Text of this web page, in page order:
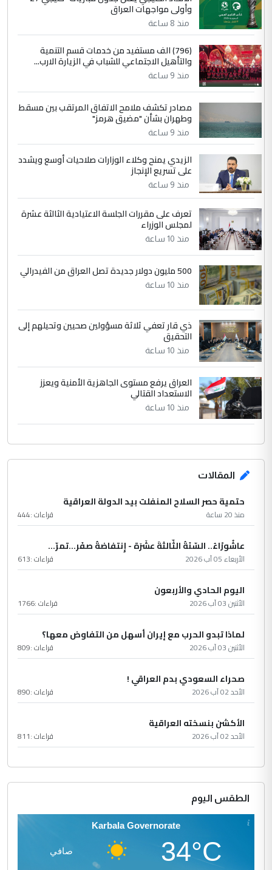
مضجعيك يابن الزنا (نص كامل)
سردار
التعليق : واحد من عصابة علي ماما يسقط
جنسية الرافد الثالث للعراق ومن اصول عريقة
ابا فرات ...
الجواهري يرد على صدام حسين سل
مضجعيك يابن الزنا (نص كامل)
5
التعليق : تحياتي لك استاذ حامدتركان. كلام
دقيق ومسؤول؛ فالاستثمار الحقيقي للإنسان
الموضوع :
بين الإهمال واغتصاب الأرض.. بلاد
الرافدين تعاني الجفاف والتصحر!!
وأولى مواجهات العراق
منذ 8 ساعة
(796) الف مستفيد من خدمات قسم التنمية
والتأهيل الاجتماعي للشباب في الزيارة الارب...
منذ 9 ساعة
مصادر تكشف ملامح الاتفاق المرتقب بين مسقط
وطهران بشأن "مضيق هرمز"
منذ 9 ساعة
الزيدي يمنح وكلاء الوزارات صلاحيات أوسع ويشدد
على تسريع الإنجاز
منذ 9 ساعة
تعرف على مقررات الجلسة الاعتيادية الثالثة عشرة
لمجلس الوزراء
منذ 10 ساعة
500 مليون دولار جديدة تصل العراق من الفيدرالي
منذ 10 ساعة
ذي قار تعفي ثلاثة مسؤولين صحيين وتحيلهم إلى
التحقيق
منذ 10 ساعة
العراق يرفع مستوى الجاهزية الأمنية ويعزز
الاستعداد القتالي
منذ 10 ساعة
المقالات
حتمية حصر السلاح المنفلت بيد الدولة العراقية
منذ 20 ساعة قراءات :444
عاشُورْاءُ.. السّنَةُ الثّالثةَ عشَرَة - إِنتفاضةُ صفَر…تمرّ...
الأربعاء 05 آب 2026 قراءات :613
اليوم الحادي والأربعون
الأثنين 03 آب 2026 قراءات :1766
لماذا تبدو الحرب مع إيران أسهل من التفاوض معها؟
الأثنين 03 آب 2026 قراءات :809
صحراء السعودي بدم العراقي !
الأحد 02 آب 2026 قراءات :890
الأكشن بنسخته العراقية
الأحد 02 آب 2026 قراءات :811
الطقس اليوم
Karbala Governorate
34°C صافي